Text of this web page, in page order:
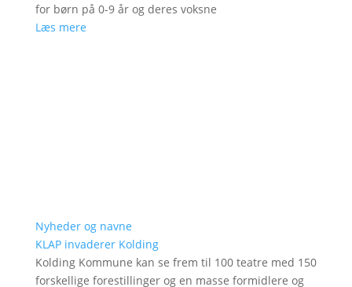
for børn på 0-9 år og deres voksne
Læs mere
Nyheder og navne
KLAP invaderer Kolding
Kolding Kommune kan se frem til 100 teatre med 150
forskellige forestillinger og en masse formidlere og